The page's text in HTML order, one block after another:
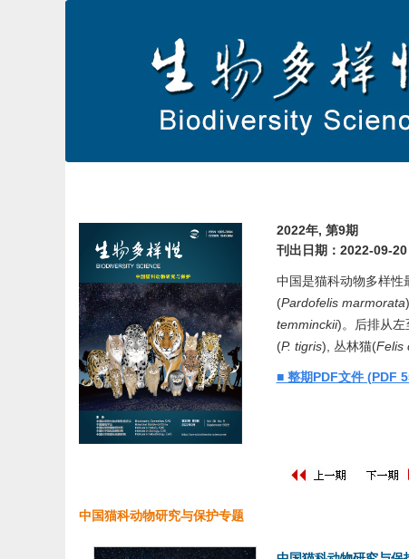
2022年, 第9期
刊出日期：2022-09-20
中国是猫科动物多样性
(Pardofelis marmorata
temminckii)。后排从左
(P. tigris), 丛林猫(Felis
■ 整期PDF文件 (PDF
中国猫科动物研究与保护专题